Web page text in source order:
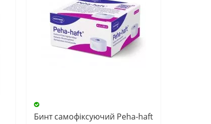
Бинт самофіксуючий Peha-haft